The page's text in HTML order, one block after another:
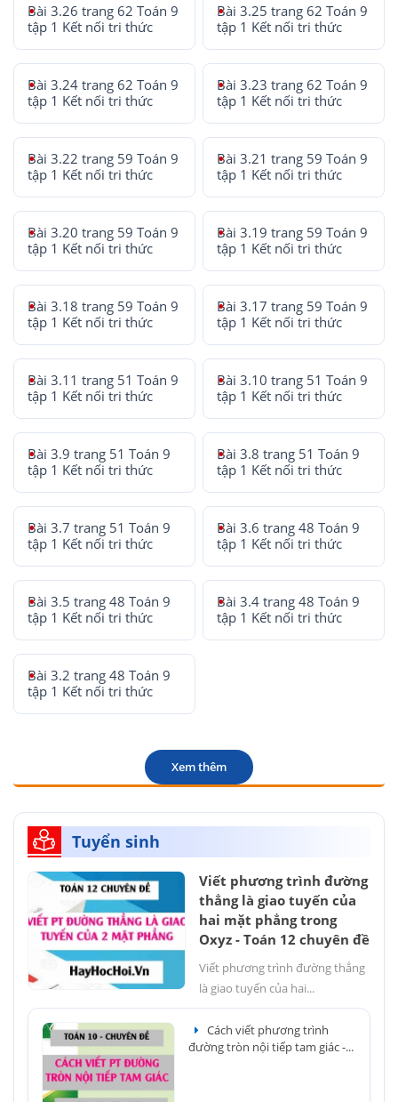
Bài 3.26 trang 62 Toán 9
tập 1 Kết nối tri thức
Bài 3.25 trang 62 Toán 9
tập 1 Kết nối tri thức
Bài 3.24 trang 62 Toán 9
tập 1 Kết nối tri thức
Bài 3.23 trang 62 Toán 9
tập 1 Kết nối tri thức
Bài 3.22 trang 59 Toán 9
tập 1 Kết nối tri thức
Bài 3.21 trang 59 Toán 9
tập 1 Kết nối tri thức
Bài 3.20 trang 59 Toán 9
tập 1 Kết nối tri thức
Bài 3.19 trang 59 Toán 9
tập 1 Kết nối tri thức
Bài 3.18 trang 59 Toán 9
tập 1 Kết nối tri thức
Bài 3.17 trang 59 Toán 9
tập 1 Kết nối tri thức
Bài 3.11 trang 51 Toán 9
tập 1 Kết nối tri thức
Bài 3.10 trang 51 Toán 9
tập 1 Kết nối tri thức
Bài 3.9 trang 51 Toán 9
tập 1 Kết nối tri thức
Bài 3.8 trang 51 Toán 9
tập 1 Kết nối tri thức
Bài 3.7 trang 51 Toán 9
tập 1 Kết nối tri thức
Bài 3.6 trang 48 Toán 9
tập 1 Kết nối tri thức
Bài 3.5 trang 48 Toán 9
tập 1 Kết nối tri thức
Bài 3.4 trang 48 Toán 9
tập 1 Kết nối tri thức
Bài 3.2 trang 48 Toán 9
tập 1 Kết nối tri thức
Xem thêm
Tuyển sinh
Viết phương trình đường
thẳng là giao tuyến của
hai mặt phẳng trong
Oxyz - Toán 12 chuyên đề
Viết phương trình đường thẳng
là giao tuyến của hai...
Cách viết phương trình
đường tròn nội tiếp tam giác -...